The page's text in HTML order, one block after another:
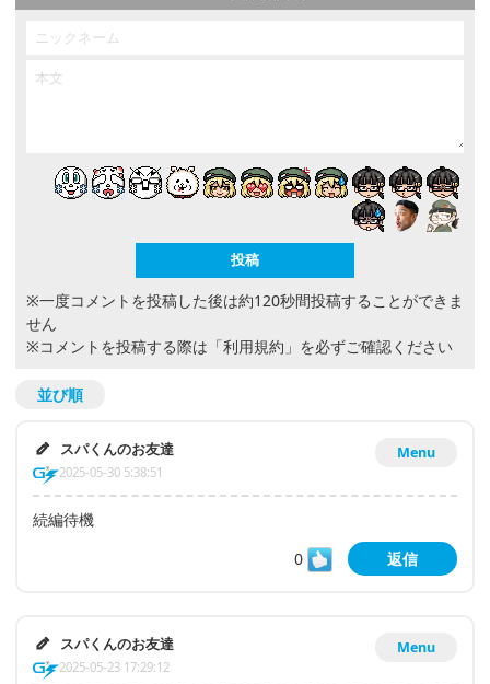
※一度コメントを投稿した後は約120秒間投稿することができま
せん
※コメントを投稿する際は 「利用規約」 を必ずご確認ください
並び順
Menu
スパくんのお友達
2025-05-30 5:38:51
続編待機
0
返信
Menu
スパくんのお友達
2025-05-23 17:29:12